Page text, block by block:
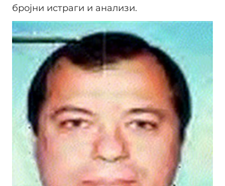
бројни истраги и анализи.